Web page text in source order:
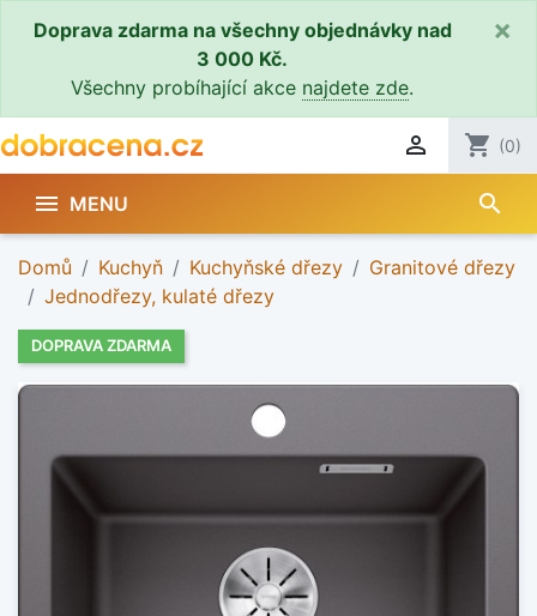
Doprava zdarma na všechny objednávky nad
3 000 Kč.
Všechny probíhající akce najdete zde.
×
 shopping_cart (0)
 MENU search
Domů Kuchyň Kuchyňské dřezy
Granitové dřezy
Jednodřezy, kulaté dřezy
DOPRAVA ZDARMA